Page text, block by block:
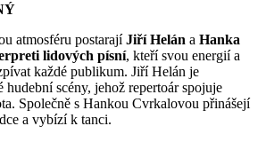
atmosféru postarajíJiří Helán a Hanka
lidových písní, kteří svou energií a
každé publikum. Jiří Helán je
hudební scény, jehož repertoár spojuje
Společně s Hankou Cvrkalovou přinášejí
a vybízí k tanci.